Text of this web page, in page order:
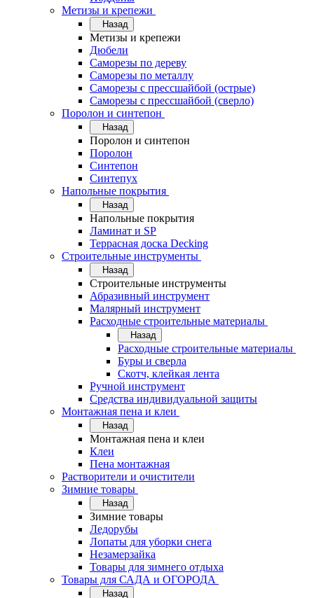
Метизы и крепежи
Назад
Метизы и крепежи
Дюбели
Саморезы по дереву
Саморезы по металлу
Саморезы с прессшайбой (острые)
Саморезы с прессшайбой (сверло)
Поролон и синтепон
Назад
Поролон и синтепон
Поролон
Синтепон
Синтепух
Напольные покрытия
Назад
Напольные покрытия
Ламинат и SP
Террасная доска Decking
Строительные инструменты
Назад
Строительные инструменты
Абразивный инструмент
Малярный инструмент
Расходные строительные материалы
Назад
Расходные строительные материалы
Буры и сверла
Скотч, клейкая лента
Ручной инструмент
Средства индивидуальной защиты
Монтажная пена и клеи
Назад
Монтажная пена и клеи
Клеи
Пена монтажная
Растворители и очистители
Зимние товары
Назад
Зимние товары
Ледорубы
Лопаты для уборки снега
Незамерзайка
Товары для зимнего отдыха
Товары для САДА и ОГОРОДА
Назад